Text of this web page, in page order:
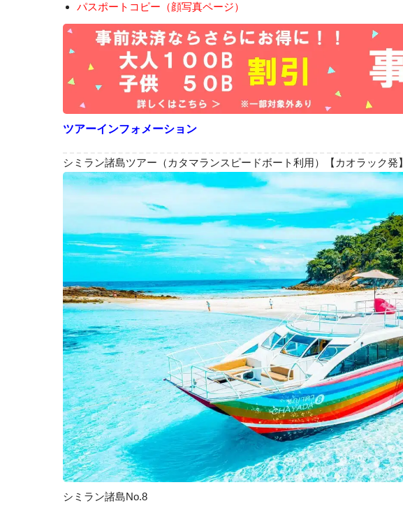
パスポートコピー（顔写真ページ）
ツアーインフォメーション
シミラン諸島ツアー（カタマランスピードボート利用）【カオラック発】
シミラン諸島No.8